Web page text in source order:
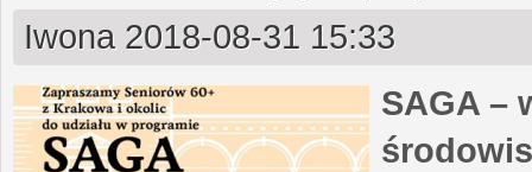
Iwona 2018-08-31 15:33
SAGA –